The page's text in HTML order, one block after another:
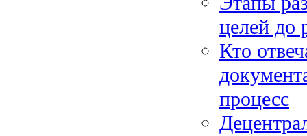
целей до
Кто
процесс